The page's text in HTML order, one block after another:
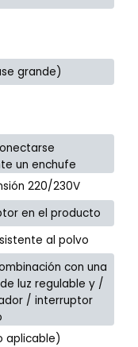
grande)
un enchufe
220/230V
en el producto
al polvo
con una
luz regulable y /
/ interruptor
aplicable)